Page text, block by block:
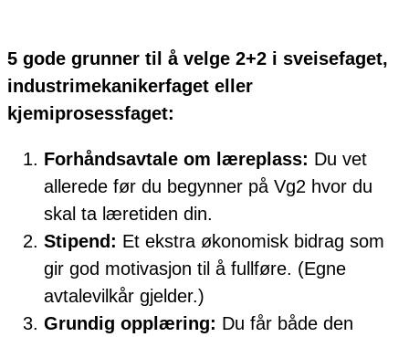
5 gode grunner til å velge 2+2 i sveisefaget,
industrimekanikerfaget eller
kjemiprosessfaget:
Forhåndsavtale om læreplass: Du vet
allerede før du begynner på Vg2 hvor du
skal ta læretiden din.
Stipend: Et ekstra økonomisk bidrag som
gir god motivasjon til å fullføre. (Egne
avtalevilkår gjelder.)
Grundig opplæring: Du får både den